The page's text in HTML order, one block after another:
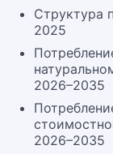
Структура
2025
2026–2035
2026–2035